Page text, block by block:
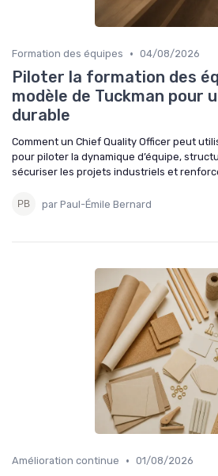
Formation des équipes • 04/08/2026
Piloter la formation des
modèle de Tuckman pour
durable
Comment un Chief Quality Officer peut
pour piloter la dynamique d’équipe,
sécuriser les projets industriels et
par Paul-Émile Bernard
Amélioration continue • 01/08/2026